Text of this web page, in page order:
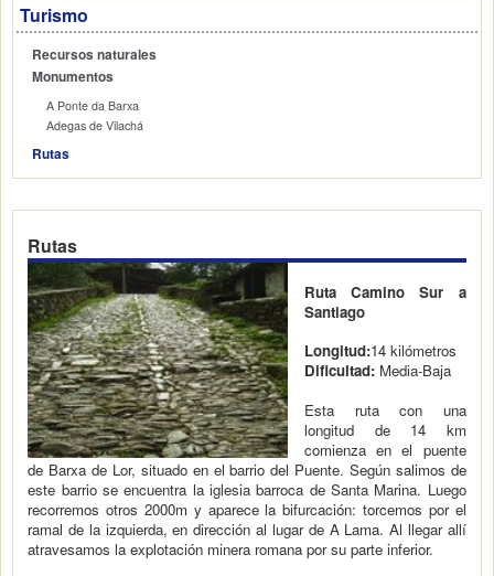
Turismo
Recursos naturales
Monumentos
A Ponte da Barxa
Adegas de Vilachá
Rutas
Rutas
Ruta Camino Sur a
Santiago
Longitud:14 kilómetros
Dificultad: Media-Baja
Esta ruta con una
longitud de 14 km
comienza en el puente
de Barxa de Lor, situado en el barrio del Puente. Según salimos de
este barrio se encuentra la iglesia barroca de Santa Marina. Luego
recorremos otros 2000m y aparece la bifurcación: torcemos por el
ramal de la izquierda, en dirección al lugar de A Lama. Al llegar allí
atravesamos la explotación minera romana por su parte inferior.